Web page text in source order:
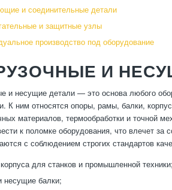
и соединительные детали
и защитные узлы
производство под оборудование
И
и несущие детали — это основа любого
К ним относятся опоры, рамы, балки,
материалов, термообработки и точной
к поломке оборудования, что влечет
с соблюдением строгих стандартов
для станков и промышленной техники;
несущие балки;